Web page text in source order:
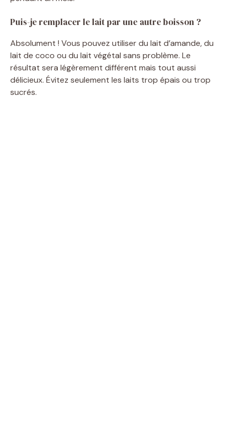
Puis-je remplacer le lait par une autre boisson ?
Absolument ! Vous pouvez utiliser du lait d’amande, du
lait de coco ou du lait végétal sans problème. Le
résultat sera légèrement différent mais tout aussi
délicieux. Évitez seulement les laits trop épais ou trop
sucrés.